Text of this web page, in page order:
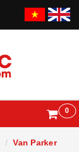
0
Van Parker